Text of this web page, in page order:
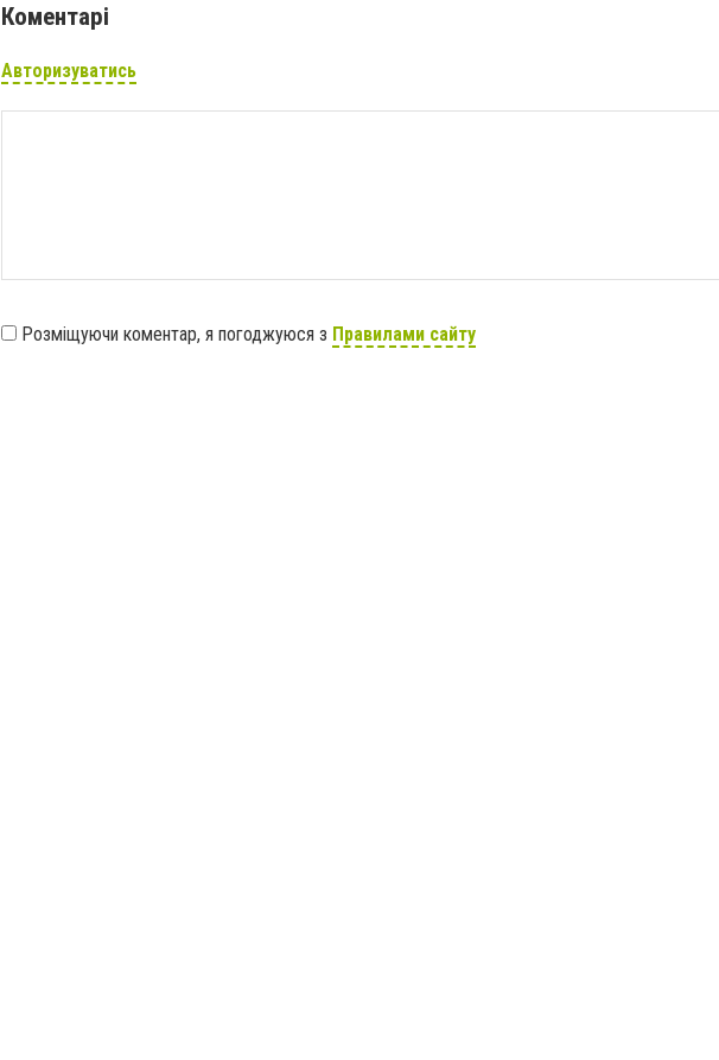
Коментарі
Авторизуватись
Розміщуючи коментар, я погоджуюся з Правилами сайту